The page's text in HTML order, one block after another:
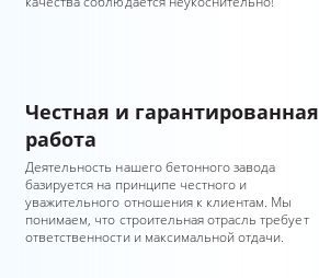
Честная и гарантированная
работа
Деятельность нашего бетонного завода
базируется на принципе честного и
уважительного отношения к клиентам. Мы
понимаем, что строительная отрасль требует
ответственности и максимальной отдачи.